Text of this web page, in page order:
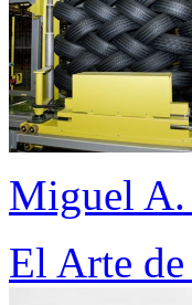
Miguel A.
El Arte